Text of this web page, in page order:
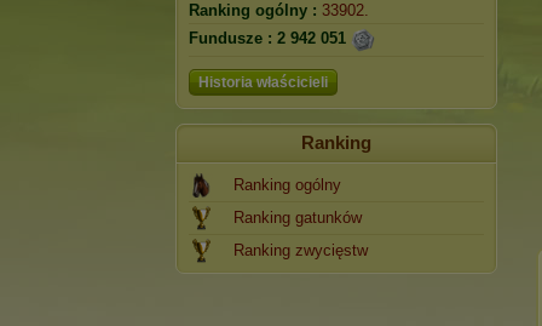
Ranking ogólny : 33902.
Fundusze : 2 942 051
Historia właścicieli
Ranking
Ranking ogólny
Ranking gatunków
Ranking zwycięstw